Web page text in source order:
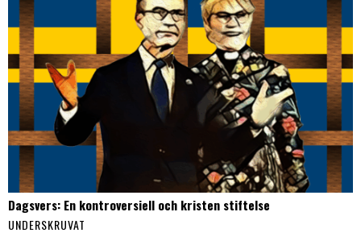
Dagsvers: En kontroversiell och kristen stiftelse
UNDERSKRUVAT